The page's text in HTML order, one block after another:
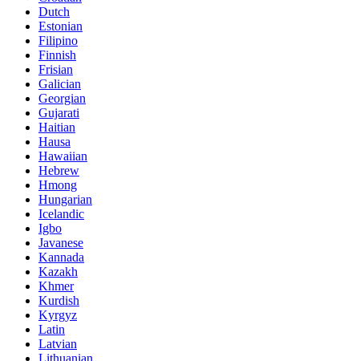
Dutch
Estonian
Filipino
Finnish
Frisian
Galician
Georgian
Gujarati
Haitian
Hausa
Hawaiian
Hebrew
Hmong
Hungarian
Icelandic
Igbo
Javanese
Kannada
Kazakh
Khmer
Kurdish
Kyrgyz
Latin
Latvian
Lithuanian